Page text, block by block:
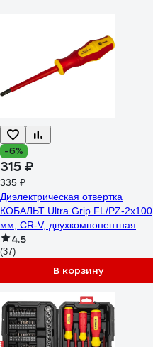
-6%
315 ₽
335 ₽
Диэлектрическая отвертка
КОБАЛЬТ Ultra Grip FL/PZ-2x100
мм, CR-V, двухкомпонентная
рукоятка 799-734
4.5
(37)
В корзину